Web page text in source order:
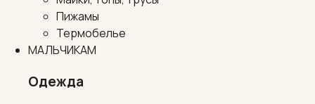
Пижамы
Термобелье
МАЛЬЧИКАМ
Одежда